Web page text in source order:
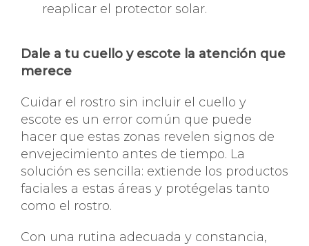
reaplicar el protector solar.
Dale a tu cuello y escote la atención que
merece
Cuidar el rostro sin incluir el cuello y
escote es un error común que puede
hacer que estas zonas revelen signos de
envejecimiento antes de tiempo. La
solución es sencilla: extiende los productos
faciales a estas áreas y protégelas tanto
como el rostro.
Con una rutina adecuada y constancia,